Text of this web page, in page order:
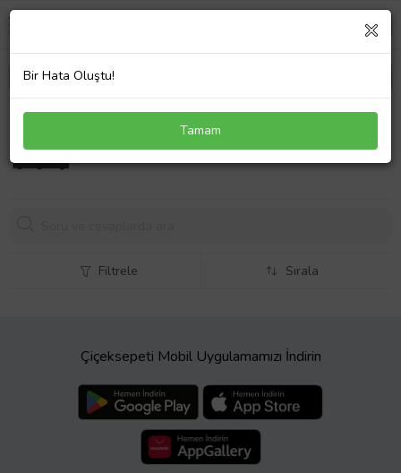
Lenovo ThinkPad 20RA001MTX Notebook Batarya
2353,81 TL
Filtrele Sırala
Çiçeksepeti Mobil Uygulamamızı İndirin
Bir Hata Oluştu!
Tamam